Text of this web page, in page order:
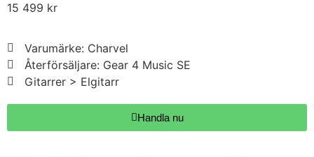
15 499 kr
Varumärke: Charvel
Återförsäljare: Gear 4 Music SE
Gitarrer > Elgitarr
Handla nu